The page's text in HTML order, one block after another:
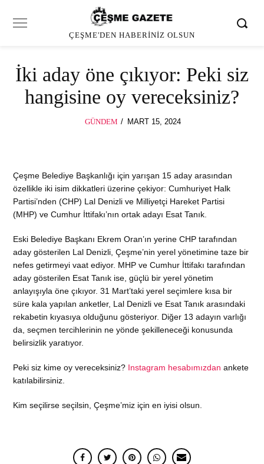
ÇEŞME'DEN HABERINIZ OLSUN
İki aday öne çıkıyor: Peki siz
hangisine oy vereceksiniz?
GÜNDEM
POSTED
MART 15, 2024
Çeşme Belediye Başkanlığı için yarışan 15 aday arasından
özellikle iki isim dikkatleri üzerine çekiyor: Cumhuriyet Halk
Partisi’nden (CHP) Lal Denizli ve Milliyetçi Hareket Partisi
(MHP) ve Cumhur İttifakı’nın ortak adayı Esat Tanık.
Eski Belediye Başkanı Ekrem Oran’ın yerine CHP tarafından
aday gösterilen Lal Denizli, Çeşme’nin yerel yönetimine taze bir
nefes getirmeyi vaat ediyor. MHP ve Cumhur İttifakı tarafından
aday gösterilen Esat Tanık ise, güçlü bir yerel yönetim
anlayışıyla öne çıkıyor. 31 Mart’taki yerel seçimlere kısa bir
süre kala yapılan anketler, Lal Denizli ve Esat Tanık arasındaki
rekabetin kıyasıya olduğunu gösteriyor. Diğer 13 adayın varlığı
da, seçmen tercihlerinin ne yönde şekilleneceği konusunda
belirsizlik yaratıyor.
Peki siz kime oy vereceksiniz? Instagram hesabımızdan ankete
katılabilirsiniz.
Kim seçilirse seçilsin, Çeşme’miz için en iyisi olsun.